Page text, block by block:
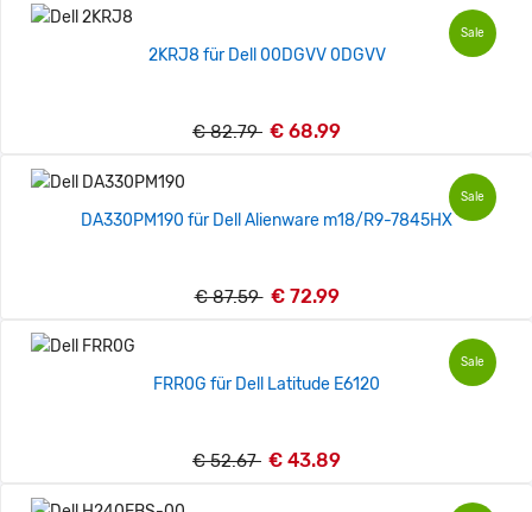
Sale
2KRJ8 für Dell 00DGVV 0DGVV
€ 82.79 € 68.99
Sale
DA330PM190 für Dell Alienware m18/R9-7845HX
€ 87.59 € 72.99
Sale
FRR0G für Dell Latitude E6120
€ 52.67 € 43.89